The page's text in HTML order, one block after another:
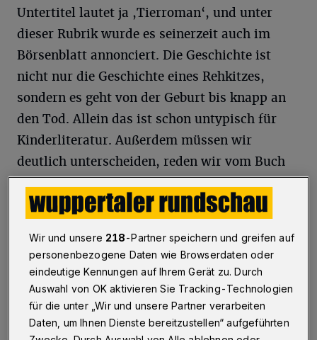
Untertitel lautet ja ,Tierroman‘, und unter
dieser Rubrik wurde es seinerzeit auch im
Börsenblatt annonciert. Die Geschichte ist
nicht nur die Geschichte eines Rehkitzes,
sondern es geht von der Geburt bis knapp an
den Tod. Allein das ist schon untypisch für
Kinderliteratur. Außerdem müssen wir
deutlich unterscheiden, reden wir vom Buch
oder vom Film? Auch wenn wir über das Buch
sprechen, haben wir natürlich primär immer
man das Buch projektiv mit der Brille des
gesehenen Filmes liest. Was hat also Disney
gemacht?
Wer den Film gesehen hat, kann verstehen,
Wir und unsere 218-Partner speichern und greifen auf
personenbezogene Daten wie Browserdaten oder
eindeutige Kennungen auf Ihrem Gerät zu. Durch
Auswahl von OK aktivieren Sie Tracking-Technologien
für die unter „Wir und unsere Partner verarbeiten
Daten, um Ihnen Dienste bereitzustellen“ aufgeführten